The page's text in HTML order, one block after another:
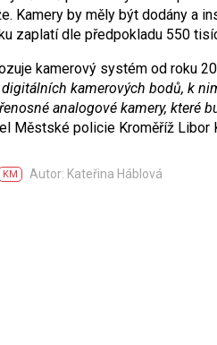
Kamery by měly být dodány a
zaplatí dle předpokladu 550
kamerový systém od roku
kamerových bodů, k
analogové kamery, které
Městské policie Kroměříž Libor
KM Autor: Kateřina Háblová